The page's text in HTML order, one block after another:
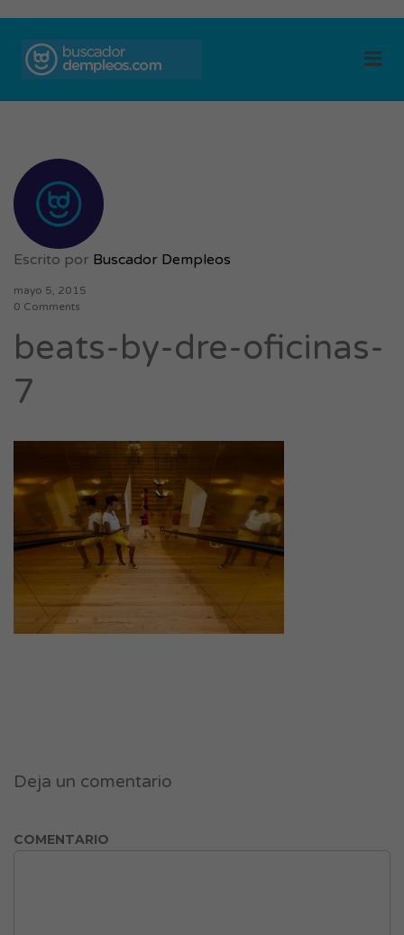
Escrito por Buscador Dempleos
mayo 5, 2015
0 Comments
beats-by-dre-oficinas-
7
Deja un comentario
COMENTARIO